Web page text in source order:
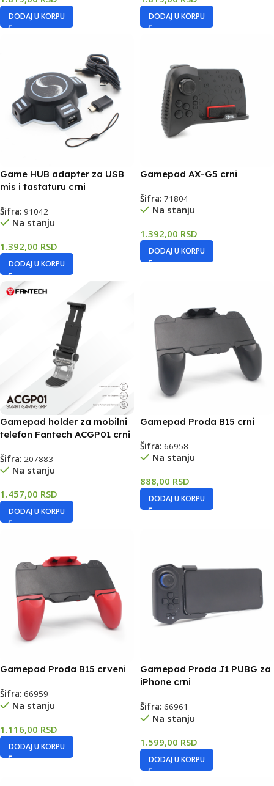
DODAJ U KORPU DODAJ U KORPU
Game HUB adapter za USB
mis i tastaturu crni
Šifra: 91042
Na stanju
1.392,00 RSD
DODAJ U KORPU
Gamepad AX-G5 crni
Šifra: 71804
Na stanju
1.392,00 RSD
DODAJ U KORPU
Gamepad holder za mobilni
telefon Fantech ACGP01 crni
Šifra: 207883
Na stanju
1.457,00 RSD
DODAJ U KORPU
Gamepad Proda B15 crni
Šifra: 66958
Na stanju
888,00 RSD
DODAJ U KORPU
Gamepad Proda B15 crveni
Šifra: 66959
Na stanju
1.116,00 RSD
DODAJ U KORPU
Gamepad Proda J1 PUBG za
iPhone crni
Šifra: 66961
Na stanju
1.599,00 RSD
DODAJ U KORPU